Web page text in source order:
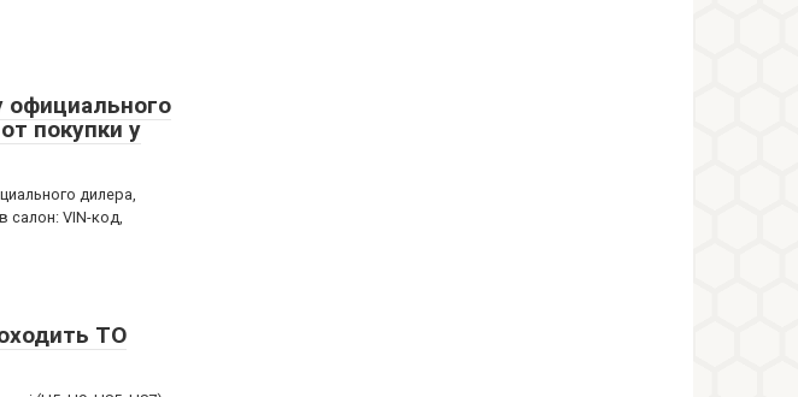
официального
покупки у
дилера,
салон: VIN-код,
ТО